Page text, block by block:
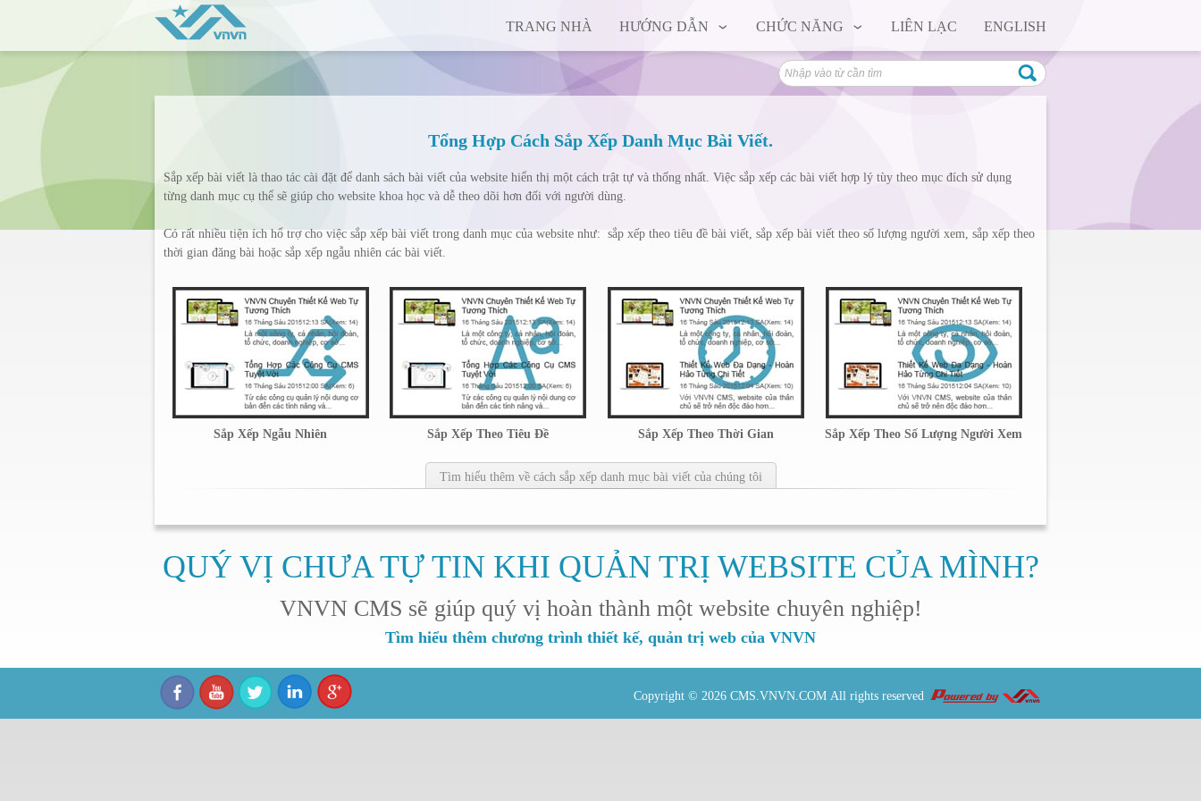
TRANG NHÀ HƯỚNG DẪN CHỨC NĂNG LIÊN LẠC ENGLISH
Tổng Hợp Cách Sắp Xếp Danh Mục Bài Viết.
Sắp xếp bài viết là thao tác cài đặt để danh sách bài viết của website hiển thị một cách trật tự và thống nhất. Việc sắp xếp các bài viết hợp lý tùy theo mục đích sử dụng
từng danh mục cụ thể sẽ giúp cho website khoa học và dễ theo dõi hơn đối với người dùng.
Có rất nhiều tiện ích hổ trợ cho việc sắp xếp bài viết trong danh mục của website như: sắp xếp theo tiêu đề bài viết, sắp xếp bài viết theo số lượng người xem, sắp xếp theo
thời gian đăng bài hoặc sắp xếp ngẫu nhiên các bài viết.
Sắp Xếp Ngẫu Nhiên Sắp Xếp Theo Tiêu Đề Sắp Xếp Theo Thời Gian Sắp Xếp Theo Số Lượng Người Xem
Tìm hiểu thêm về cách sắp xếp danh mục bài viết của chúng tôi
QUÝ VỊ CHƯA TỰ TIN KHI QUẢN TRỊ WEBSITE CỦA MÌNH?
VNVN CMS sẽ giúp quý vị hoàn thành một website chuyên nghiệp!
Tìm hiểu thêm chương trình thiết kế, quản trị web của VNVN
Copyright © 2026 CMS.VNVN.COM All rights reserved